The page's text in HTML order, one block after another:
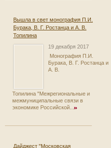
Вышла в свет монография П.И.
Бурака, В. Г. Ростанца и А. В.
Топилина
19 декабря 2017
Монография П.И.
Бурака, В. Г. Ростанца и
А. В.
Топилина "Межрегиональные и
межмуниципальные связи в
экономике Российской...
Дайджест "Московская